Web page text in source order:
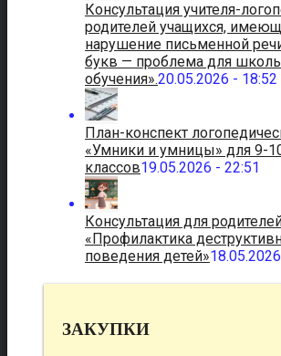
Консультация учителя-
родителей учащихся,
нарушение письменной
букв — проблема для
обучения».20.05.2026 - 18:52
План-конспект
«Умники и умницы» для 9-
классов19.05.2026 - 22:51
Консультация для
«Профилактика
поведения детей»
ЗАКУПКИ